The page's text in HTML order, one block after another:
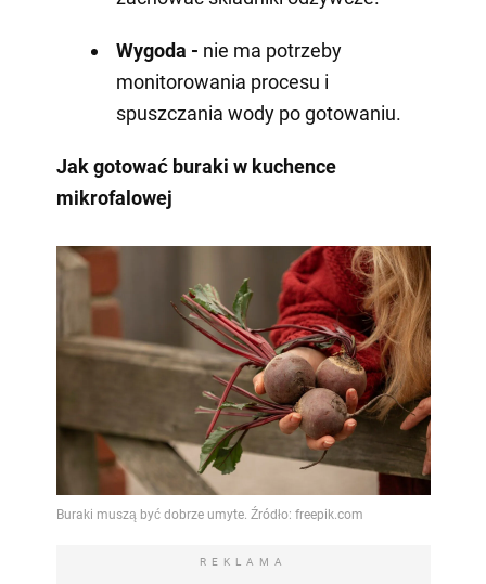
Wygoda - nie ma potrzeby
monitorowania procesu i
spuszczania wody po gotowaniu.
Jak gotować buraki w kuchence
mikrofalowej
REKLAMA